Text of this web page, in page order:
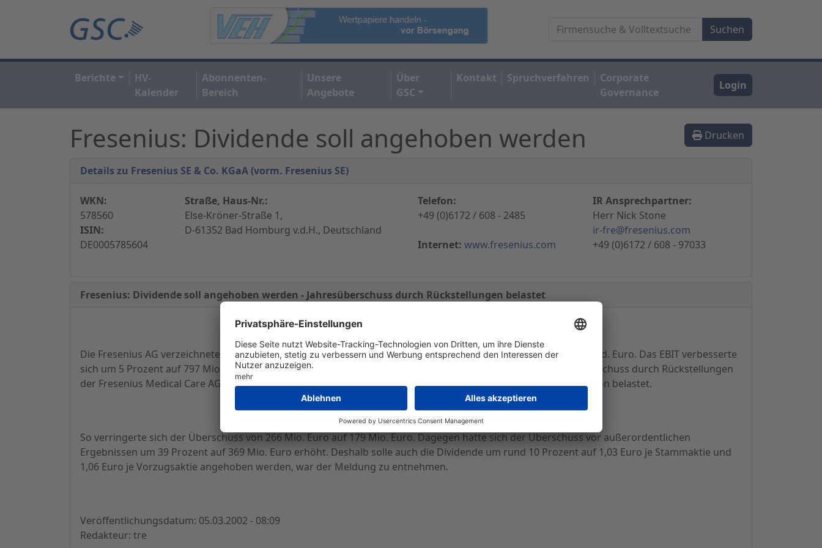
Berichte
HV-
Kalender
Abonnenten-
Bereich
Unsere
Angebote
Über
GSC
Kontakt Spruchverfahren
Corporate
Governance
Login
Drucken
Fresenius: Dividende soll angehoben werden
Details zu Fresenius SE & Co. KGaA (vorm. Fresenius SE)
WKN:
578560
ISIN:
DE0005785604
Straße, Haus-Nr.:
Else-Kröner-Straße 1,
D-61352 Bad Homburg v.d.H., Deutschland
Telefon:
+49 (0)6172 / 608 - 2485
Internet: www.fresenius.com
IR Ansprechpartner:
Herr Nick Stone
ir-fre@fresenius.com
+49 (0)6172 / 608 - 97033
Fresenius: Dividende soll angehoben werden - Jahresüberschuss durch Rückstellungen belastet
Die Fresenius AG verzeichnete im vergangenen Geschäftsjahr ein Umsatzwachstum von 20 Prozent auf 7,320 Mrd. Euro. Das EBIT verbesserte
sich um 5 Prozent auf 797 Mio. Euro, teilte die Gesellschaft ad-hoc mit. Allerdings wurde der Konzernjahresüberschuss durch Rückstellungen
der Fresenius Medical Care AG in Höhe von 190 Mio. Euro für US-Rechtsangelegenheiten aus der NMC-Transaktion belastet.
So verringerte sich der Überschuss von 266 Mio. Euro auf 179 Mio. Euro. Dagegen hatte sich der Überschuss vor außerordentlichen
Ergebnissen um 39 Prozent auf 369 Mio. Euro erhöht. Deshalb solle auch die Dividende um rund 10 Prozent auf 1,03 Euro je Stammaktie und
1,06 Euro je Vorzugsaktie angehoben werden, war der Meldung zu entnehmen.
Veröffentlichungsdatum: 05.03.2002 - 08:09
Redakteur: tre